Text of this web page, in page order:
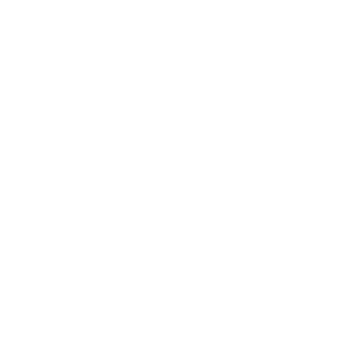
pouvoir s'adopter mutuellement, et se faire
notre ambition a toujours été d’apporter à nos
[...]